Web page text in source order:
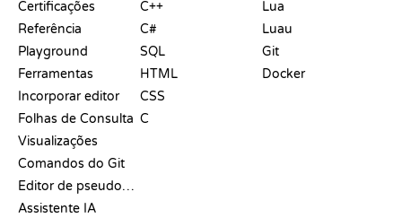
Certificações
Referência
Playground
Ferramentas
Incorporar editor
Folhas de Consulta
Visualizações
Comandos do Git
Editor de pseudocódigo
Assistente IA
C++
C#
SQL
HTML
CSS
C
Lua
Luau
Git
Docker